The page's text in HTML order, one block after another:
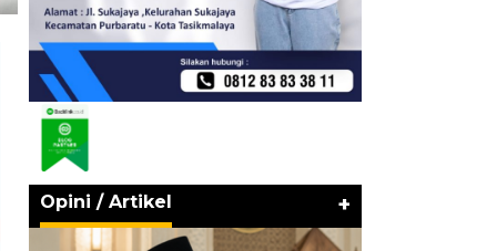
Opini / Artikel +